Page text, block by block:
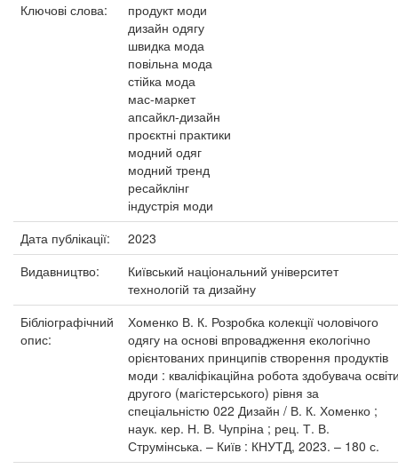
Ключові слова:
продукт моди
дизайн одягу
швидка мода
повільна мода
стійка мода
мас-маркет
апсайкл-дизайн
проєктні практики
модний одяг
модний тренд
ресайклінг
індустрія моди
Дата публікації:
2023
Видавництво:
Київський національний університет
технологій та дизайну
Бібліографічний
опис:
Хоменко В. К. Розробка колекції чоловічого
одягу на основі впровадження екологічно
орієнтованих принципів створення продуктів
моди : кваліфікаційна робота здобувача
другого (магістерського) рівня за
спеціальністю 022 Дизайн / В. К. Хоменко ;
наук. кер. Н. В. Чупріна ; рец. Т. В.
Струмінська. – Київ : КНУТД, 2023. – 180 с.